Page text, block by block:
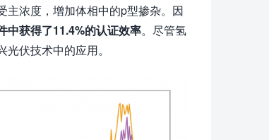
主浓度，增加体相中的p型掺杂。因
中获得了11.4%的认证效率。尽管氢
伏技术中的应用。